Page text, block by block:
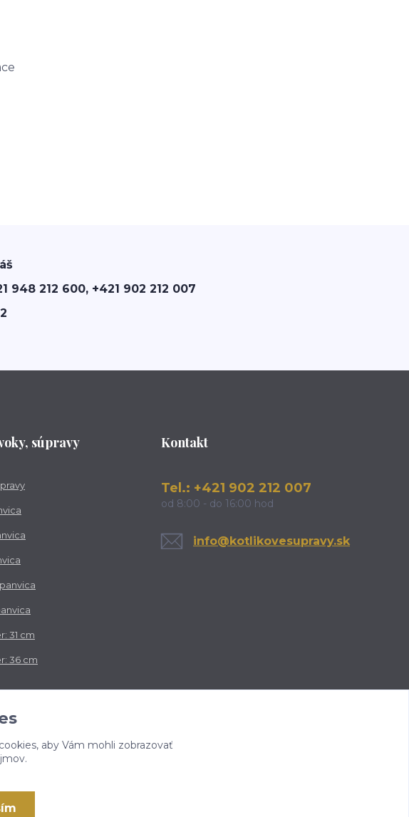
212 600, +421 902 212 007
súpravy
31 cm
36 cm
Kontakt
Tel.: +421 902 212 007
od 8:00 - do 16:00 hod
info@kotlikovesupravy.sk
aby Vám mohli zobrazovať